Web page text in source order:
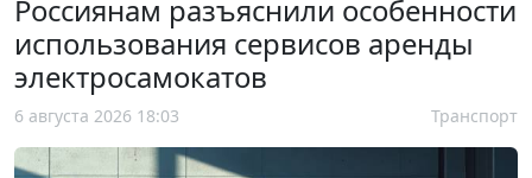
Россиянам разъяснили особенности
использования сервисов аренды
электросамокатов
6 августа 2026 18:03 Транспорт